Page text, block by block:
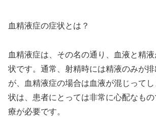
血精液症の症状とは？
血精液症は、その名の通り、血液と精
状です。通常、射精時には精液のみが
が、血精液症の場合は血液が混じって
状は、患者にとっては非常に心配なも
療が必要です。